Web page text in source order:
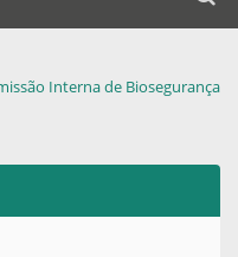
Interna de Biosegurança